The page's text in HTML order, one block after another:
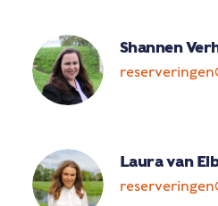
Shannen
Laura van